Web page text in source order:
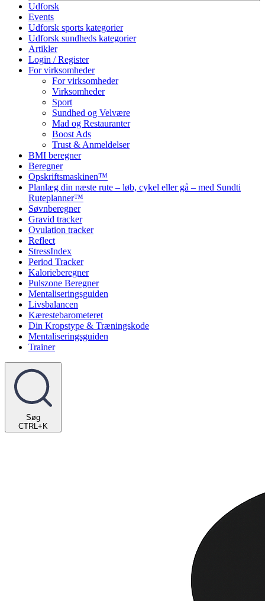
Udforsk
Events
Udforsk sports kategorier
Udforsk sundheds kategorier
Artikler
Login / Register
For virksomheder
For virksomheder
Virksomheder
Sport
Sundhed og Velvære
Mad og Restauranter
Boost Ads
Trust & Anmeldelser
BMI beregner
Beregner
Opskriftsmaskinen™
Planlæg din næste rute – løb, cykel eller gå – med Sundti
Ruteplanner™
Søvnberegner
Gravid tracker
Ovulation tracker
Reflect
StressIndex
Period Tracker
Kalorieberegner
Pulszone Beregner
Mentaliseringsguiden
Livsbalancen
Kærestebarometeret
Din Kropstype & Træningskode
Mentaliseringsguiden
Trainer
Søg
CTRL+K